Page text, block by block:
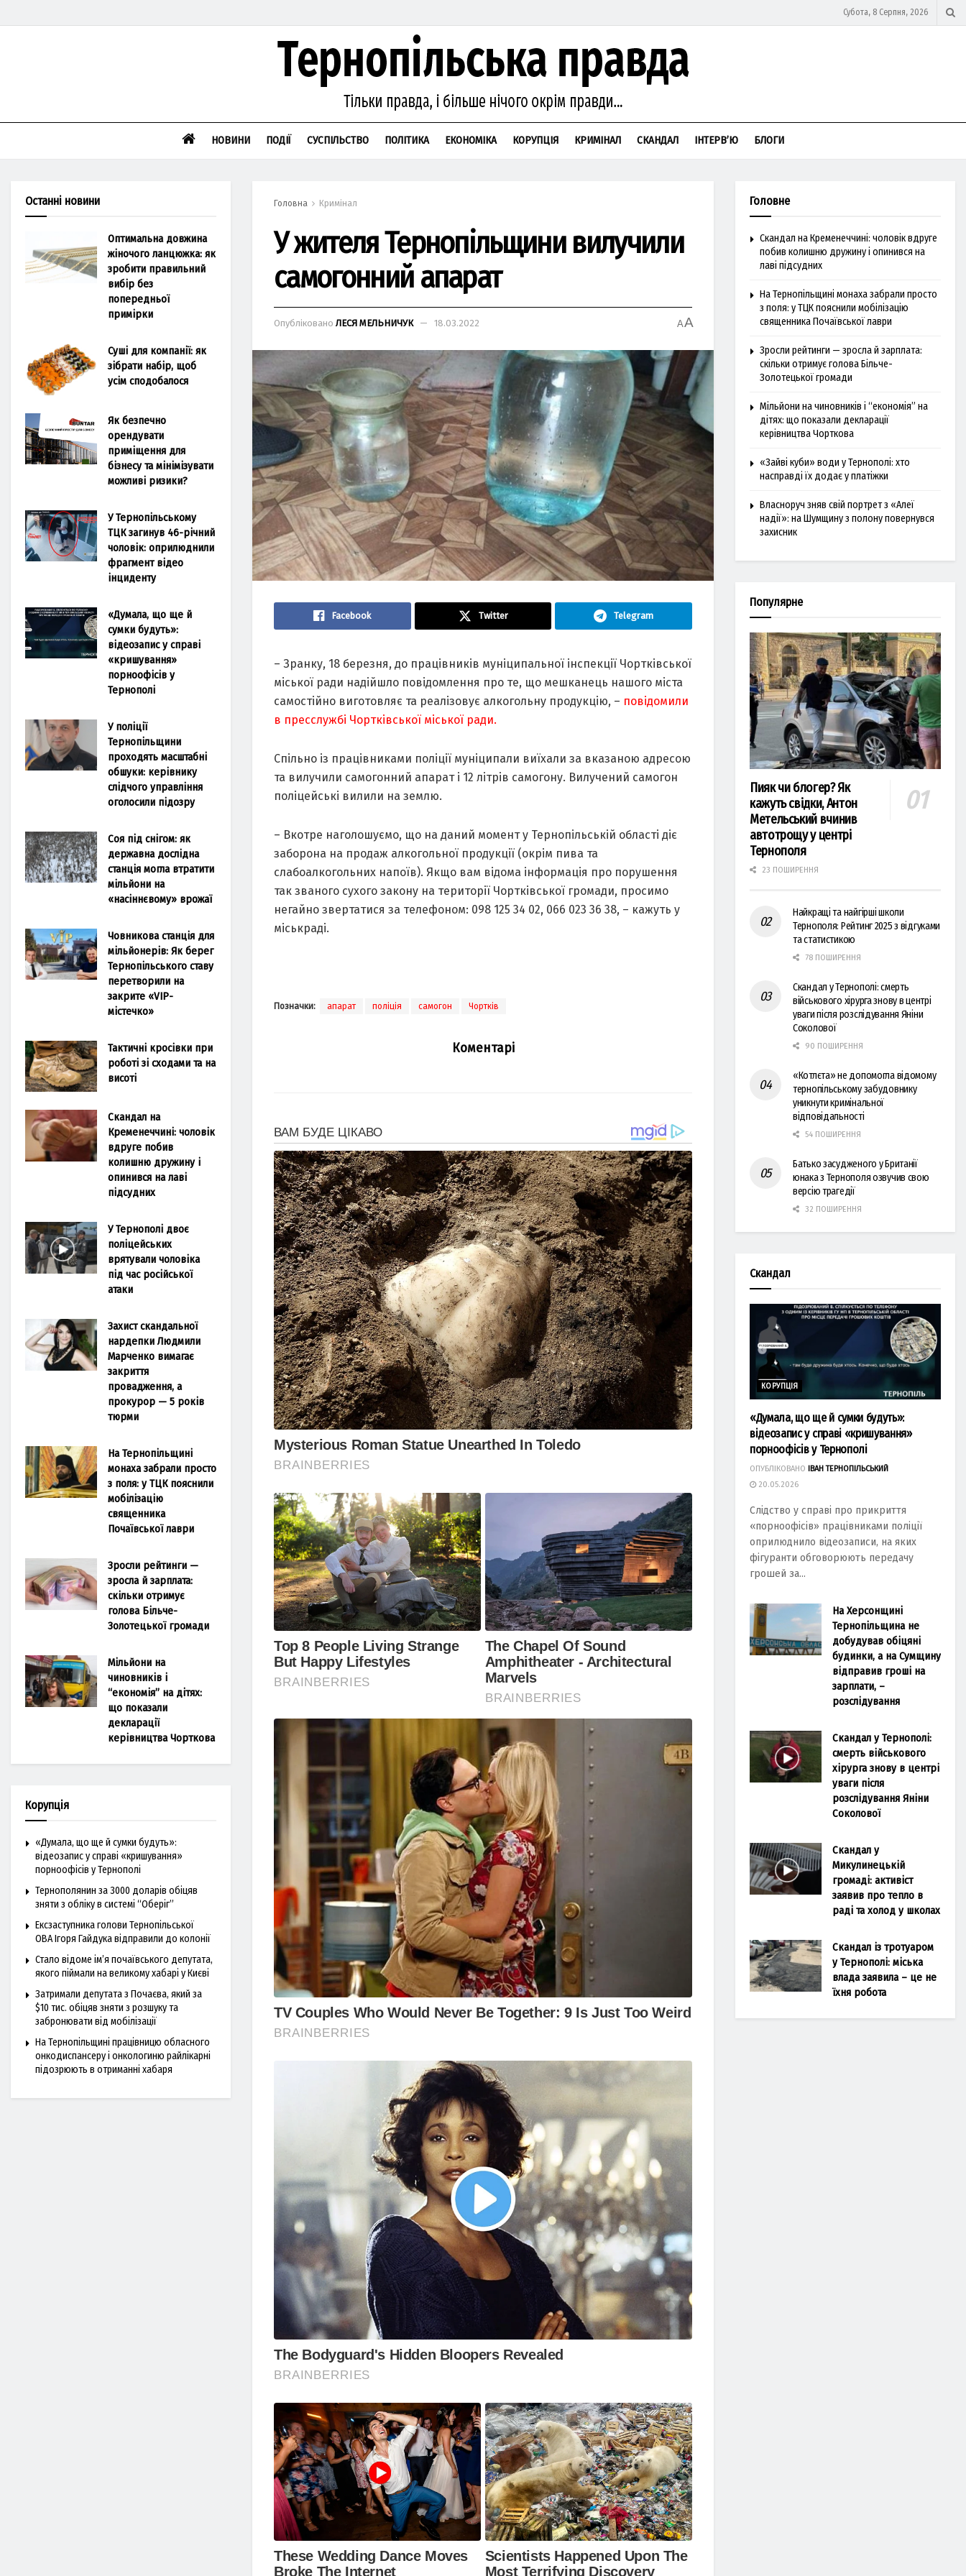
Субота, 8 Серпня, 2026
НОВИНИ ПОДІЇ СУСПІЛЬСТВО ПОЛІТИКА ЕКОНОМІКА КОРУПЦІЯ КРИМІНАЛ СКАНДАЛ ІНТЕРВ’Ю БЛОГИ
Головна Кримінал
У жителя Тернопільщини вилучили
самогонний апарат
Опубліковано ЛЕСЯ МЕЛЬНИЧУК 18.03.2022 AA
Facebook Twitter Telegram
– Зранку, 18 березня, до працівників муніципальної інспекції Чортківської
міської ради надійшло повідомлення про те, що мешканець нашого міста
самостійно виготовляє та реалізовує алкогольну продукцію, – повідомили
в пресслужбі Чортківської міської ради.
Спільно із працівниками поліції муніципали виїхали за вказаною адресою
та вилучили самогонний апарат і 12 літрів самогону. Вилучений самогон
поліцейські вилили на землю.
– Вкотре наголошуємо, що на даний момент у Тернопільській області діє
заборона на продаж алкогольної продукції (окрім пива та
слабоалкогольних напоїв). Якщо вам відома інформація про порушення
так званого сухого закону на території Чортківської громади, просимо
негайно звертатися за телефоном: 098 125 34 02, 066 023 36 38, – кажуть у
міськраді.
Позначки: апарат поліція самогон Чортків
Коментарі
Останні новини
Оптимальна довжина
жіночого ланцюжка: як
зробити правильний
вибір без
попередньої
примірки
Суші для компанії: як
зібрати набір, щоб
усім сподобалося
Як безпечно
орендувати
приміщення для
бізнесу та мінімізувати
можливі ризики?
У Тернопільському
ТЦК загинув 46-річний
чоловік: оприлюднили
фрагмент відео
інциденту
«Думала, що ще й
сумки будуть»:
відеозапис у справі
«кришування»
порноофісів у
Тернополі
У поліції
Тернопільщини
проходять масштабні
обшуки: керівнику
слідчого управління
оголосили підозру
Соя під снігом: як
державна дослідна
станція могла втратити
мільйони на
«насіннєвому» врожаї
Човникова станція для
мільйонерів: Як берег
Тернопільського ставу
перетворили на
закрите «VIP-
містечко»
Тактичні кросівки при
роботі зі сходами та на
висоті
Скандал на
Кременеччині: чоловік
вдруге побив
колишню дружину і
опинився на лаві
підсудних
У Тернополі двоє
поліцейських
врятували чоловіка
під час російської
атаки
Захист скандальної
нардепки Людмили
Марченко вимагає
закриття
провадження, а
прокурор — 5 років
тюрми
На Тернопільщині
монаха забрали просто
з поля: у ТЦК пояснили
мобілізацію
священника
Почаївської лаври
Зросли рейтинги —
зросла й зарплата:
скільки отримує
голова Більче-
Золотецької громади
Мільйони на
чиновників і
“економія” на дітях:
що показали
декларації
керівництва Чорткова
Корупція
«Думала, що ще й сумки будуть»:
відеозапис у справі «кришування»
порноофісів у Тернополі
Тернополянин за 3000 доларів обіцяв
зняти з обліку в системі “Оберіг”
Ексзаступника голови Тернопільської
ОВА Ігоря Гайдука відправили до колонії
Стало відоме ім’я почаївського депутата,
якого піймали на великому хабарі у Києві
Затримали депутата з Почаєва, який за
$10 тис. обіцяв зняти з розшуку та
забронювати від мобілізації
На Тернопільщині працівницю обласного
онкодиспансеру і онкологиню райлікарні
підозрюють в отриманні хабаря
Головне
Скандал на Кременеччині: чоловік вдруге
побив колишню дружину і опинився на
лаві підсудних
На Тернопільщині монаха забрали просто
з поля: у ТЦК пояснили мобілізацію
священника Почаївської лаври
Зросли рейтинги — зросла й зарплата:
скільки отримує голова Більче-
Золотецької громади
Мільйони на чиновників і “економія” на
дітях: що показали декларації
керівництва Чорткова
«Зайві куби» води у Тернополі: хто
насправді їх додає у платіжки
Власноруч зняв свій портрет з «Алеї
надії»: на Шумщину з полону повернувся
захисник
Популярне
Пияк чи блогер? Як
кажуть свідки, Антон
Метельський вчинив
автотрощу у центрі
Тернополя
23 ПОШИРЕННЯ
Найкращі та найгірші школи
Тернополя: Рейтинг 2025 з відгуками
та статистикою
78 ПОШИРЕННЯ
Скандал у Тернополі: смерть
військового хірурга знову в центрі
уваги після розслідування Яніни
Соколової
90 ПОШИРЕННЯ
«Котлєта» не допомогла відомому
тернопільському забудовнику
уникнути кримінальної
відповідальності
54 ПОШИРЕННЯ
Батько засудженого у Британії
юнака з Тернополя озвучив свою
версію трагедії
32 ПОШИРЕННЯ
Скандал
КОРУПЦІЯ
«Думала, що ще й сумки будуть»:
відеозапис у справі «кришування»
порноофісів у Тернополі
ОПУБЛІКОВАНО
ІВАН ТЕРНОПІЛЬСЬКИЙ
20.05.2026
Слідство у справі про прикриття
«порноофісів» працівниками поліції
оприлюднило відеозаписи, на яких
фігуранти обговорюють передачу
грошей за...
На Херсонщині
Тернопільщина не
добудував обіцяні
будинки, а на Сумщину
відправив гроші на
зарплати, –
розслідування
Скандал у Тернополі:
смерть військового
хірурга знову в центрі
уваги після
розслідування Яніни
Соколової
Скандал у
Микулинецькій
громаді: активіст
заявив про тепло в
раді та холод у школах
Скандал із тротуаром
у Тернополі: міська
влада заявила – це не
їхня робота